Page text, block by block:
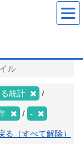
ル
統計
-
る（すべて解除）